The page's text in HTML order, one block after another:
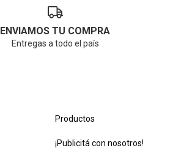
ENVIAMOS TU COMPRA
Entregas a todo el país
Productos
¡Publicitá con nosotros!